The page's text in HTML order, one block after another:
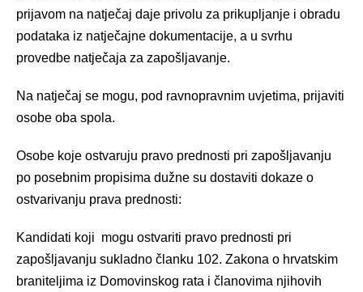
prijavom na natječaj daje privolu za prikupljanje i obradu
podataka iz natječajne dokumentacije, a u svrhu
provedbe natječaja za zapošljavanje.
Na natječaj se mogu, pod ravnopravnim uvjetima, prijaviti
osobe oba spola.
Osobe koje ostvaruju pravo prednosti pri zapošljavanju
po posebnim propisima dužne su dostaviti dokaze o
ostvarivanju prava prednosti:
Kandidati koji mogu ostvariti pravo prednosti pri
zapošljavanju sukladno članku 102. Zakona o hrvatskim
braniteljima iz Domovinskog rata i članovima njihovih